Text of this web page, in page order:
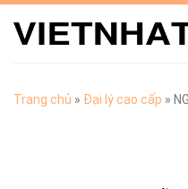
Chuyển
đến
Trang chủ » Đại lý cao cấp »